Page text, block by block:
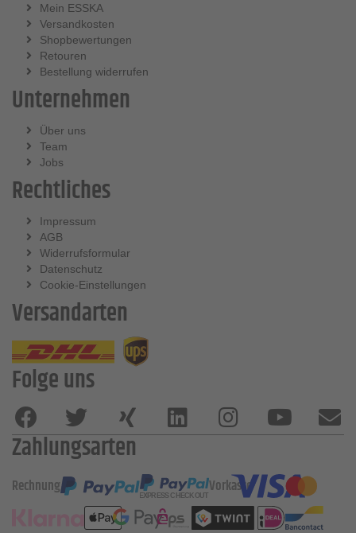
Mein ESSKA
Versandkosten
Shopbewertungen
Retouren
Bestellung widerrufen
Unternehmen
Über uns
Team
Jobs
Rechtliches
Impressum
AGB
Widerrufsformular
Datenschutz
Cookie-Einstellungen
Versandarten
Folge uns
Zahlungsarten
Rechnung Vorkasse